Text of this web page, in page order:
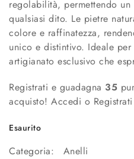
regolabilità, permettendo
qualsiasi dito. Le pietre
colore e raffinatezza,
unico e distintivo. Ideale
artigianato esclusivo che
Registrati e guadagna 35
acquisto! Accedi o Registrati
Esaurito
Categoria:
Anelli